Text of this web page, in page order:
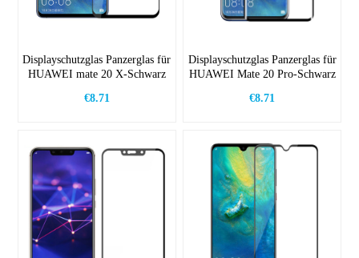
Displayschutzglas Panzerglas für
HUAWEI mate 20 X-Schwarz
€8.71
Displayschutzglas Panzerglas für
HUAWEI Mate 20 Pro-Schwarz
€8.71